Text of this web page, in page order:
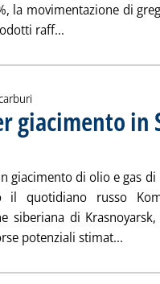
la movimentazione di
raff...
giacimento in
2008 alle 10.36.
giacimento di olio e gas di
il quotidiano russo
siberiana di
potenziali stimat...